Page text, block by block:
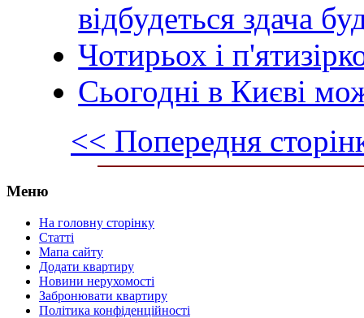
відбудеться здача
Чотирьох і
Сьогодні в Києві
<< Попередня
Меню
На головну сторінку
Статті
Мапа сайту
Додати квартиру
Новини нерухомості
Забронювати квартиру
Політика конфіденційності